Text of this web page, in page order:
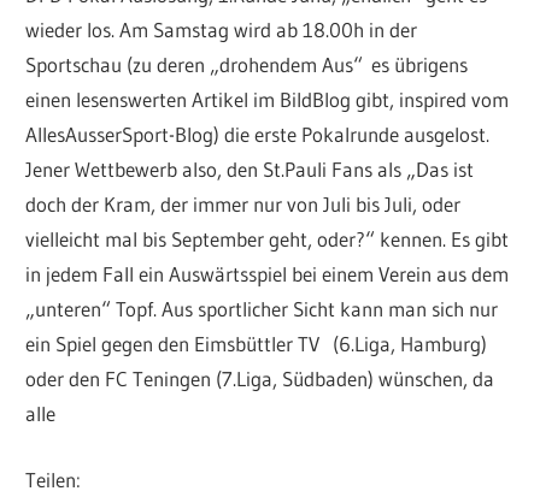
wieder los. Am Samstag wird ab 18.00h in der
Sportschau (zu deren „drohendem Aus“ es übrigens
einen lesenswerten Artikel im BildBlog gibt, inspired vom
AllesAusserSport-Blog) die erste Pokalrunde ausgelost.
Jener Wettbewerb also, den St.Pauli Fans als „Das ist
doch der Kram, der immer nur von Juli bis Juli, oder
vielleicht mal bis September geht, oder?“ kennen. Es gibt
in jedem Fall ein Auswärtsspiel bei einem Verein aus dem
„unteren“ Topf. Aus sportlicher Sicht kann man sich nur
ein Spiel gegen den Eimsbüttler TV (6.Liga, Hamburg)
oder den FC Teningen (7.Liga, Südbaden) wünschen, da
alle
Teilen: